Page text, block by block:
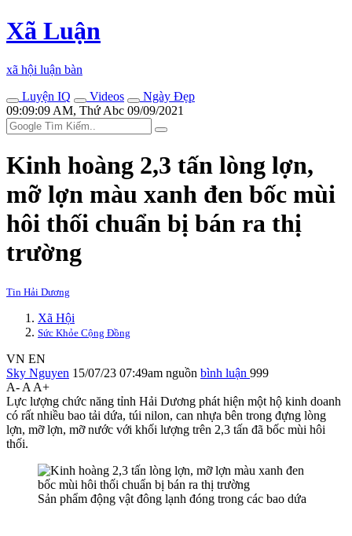
Xã Luận
xã hội luận bàn
Luyện IQ
Videos
Ngày Đẹp
09:09:09 AM, Thứ Abc 09/09/2021
Kinh hoàng 2,3 tấn lòng lợn,
mỡ lợn màu xanh đen bốc mùi
hôi thối chuẩn bị bán ra thị
trường
Tin Hải Dương
Xã Hội
Sức Khỏe Cộng Đồng
VN EN
Sky Nguyen 15/07/23 07:49am nguồn bình luận 999
A- A A+
Lực lượng chức năng tỉnh Hải Dương phát hiện một hộ kinh doanh
có rất nhiều bao tải dứa, túi nilon, can nhựa bên trong đựng lòng
lợn, mỡ lợn, mỡ nước với khối lượng trên 2,3 tấn đã bốc mùi hôi
thối.
Sản phẩm động vật đông lạnh đóng trong các bao dứa